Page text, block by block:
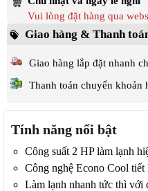
Vui lòng đặt hàng qua
Giao hàng & Thanh
Giao hàng lắp đặt nhanh
Thanh toán chuyển khoản
Tính năng nổi bật
Công suất 2 HP làm lạnh
Công nghệ Econo Cool tiết
Làm lạnh nhanh tức thì với